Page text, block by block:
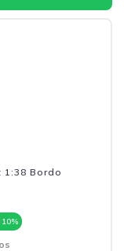
1:38 Bordo
10%